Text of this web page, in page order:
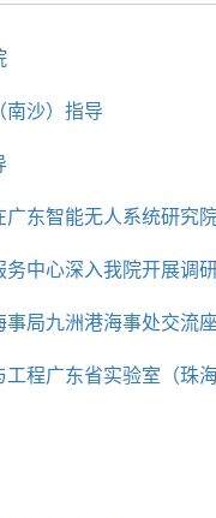
沙）指导
东智能无人系统研究
中心深入我院开展调
局九洲港海事处交流
程广东省实验室（珠